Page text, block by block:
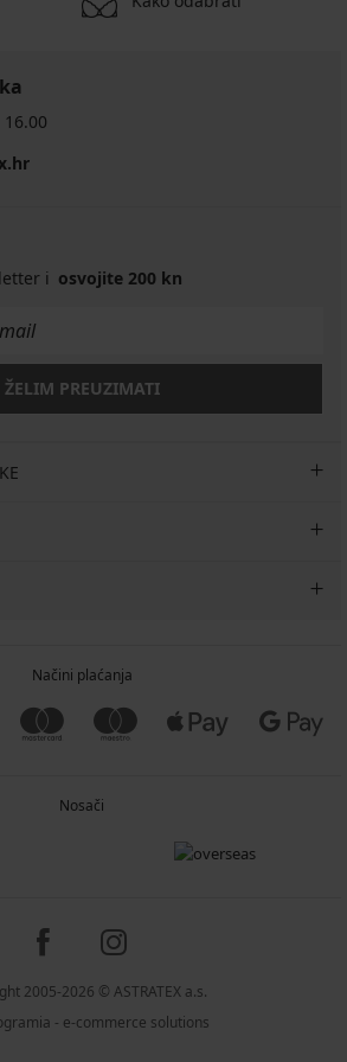
i osvojite 200 kn
ŽELIM PREUZIMATI
Načini plaćanja
Nosači
2005-2026 © ASTRATEX a.s.
- e-commerce solutions